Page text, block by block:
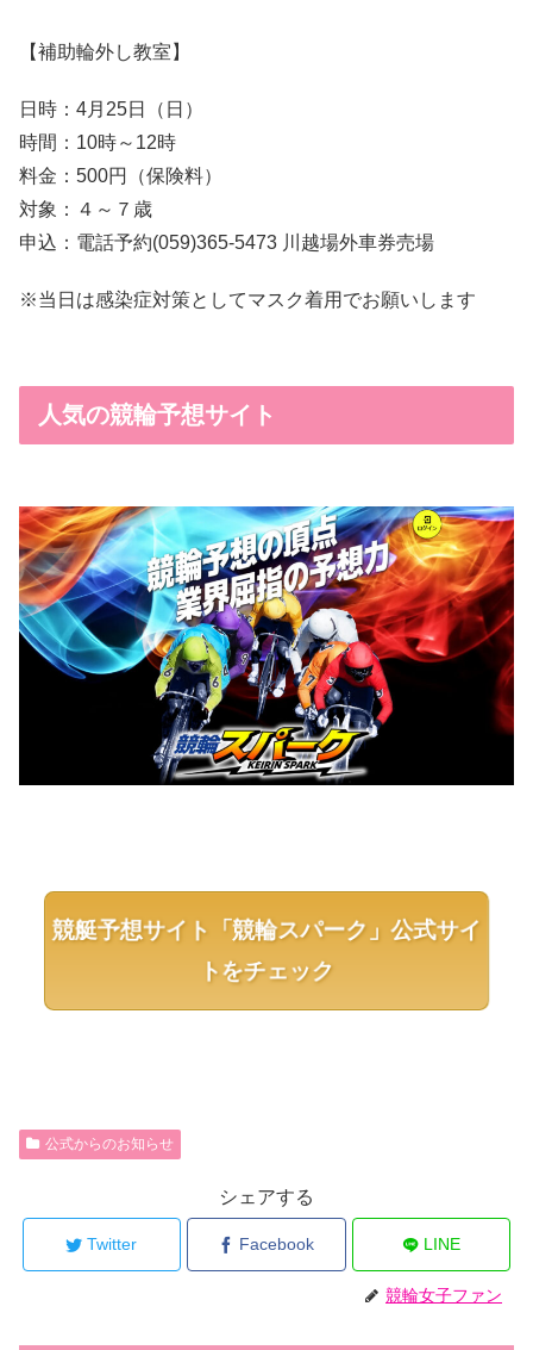
【補助輪外し教室】
日時：4月25日（日）
時間：10時～12時
料金：500円（保険料）
対象：４～７歳
申込：電話予約(059)365-5473 川越場外車券売場
※当日は感染症対策としてマスク着用でお願いします
人気の競輪予想サイト
競艇予想サイト「競輪スパーク」公式サイ
トをチェック
公式からのお知らせ
シェアする
Twitter Facebook LINE
競輪女子ファン